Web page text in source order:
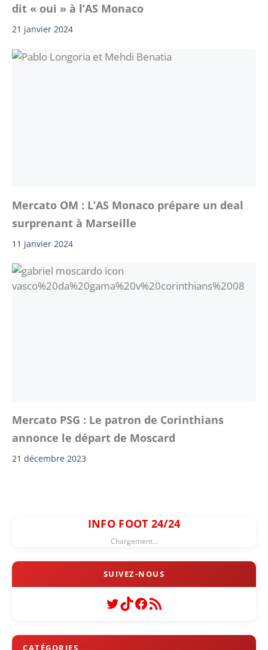
dit « oui » à l’AS Monaco
21 janvier 2024
Mercato OM : L’AS Monaco prépare un deal
surprenant à Marseille
11 janvier 2024
Mercato PSG : Le patron de Corinthians
annonce le départ de Moscard
21 décembre 2023
INFO FOOT 24/24
Chargement...
Twitter
TikTok
Facebook
Flux RSS